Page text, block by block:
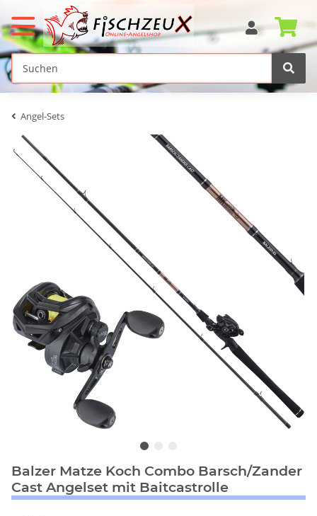
Angel-Sets
Balzer Matze Koch Combo Barsch/Zander
Cast Angelset mit Baitcastrolle